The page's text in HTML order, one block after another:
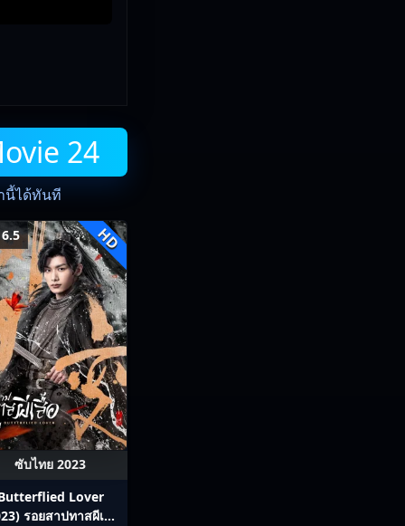
24
นี้ได้ทันที
HD
ซับไทย 2023
Lover
รอยสาปทาสผีเสื้อ